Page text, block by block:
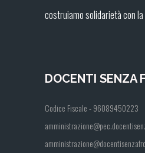
costruiamo solidarietà con
DOCENTI SENZA
Codice Fiscale - 96089450223